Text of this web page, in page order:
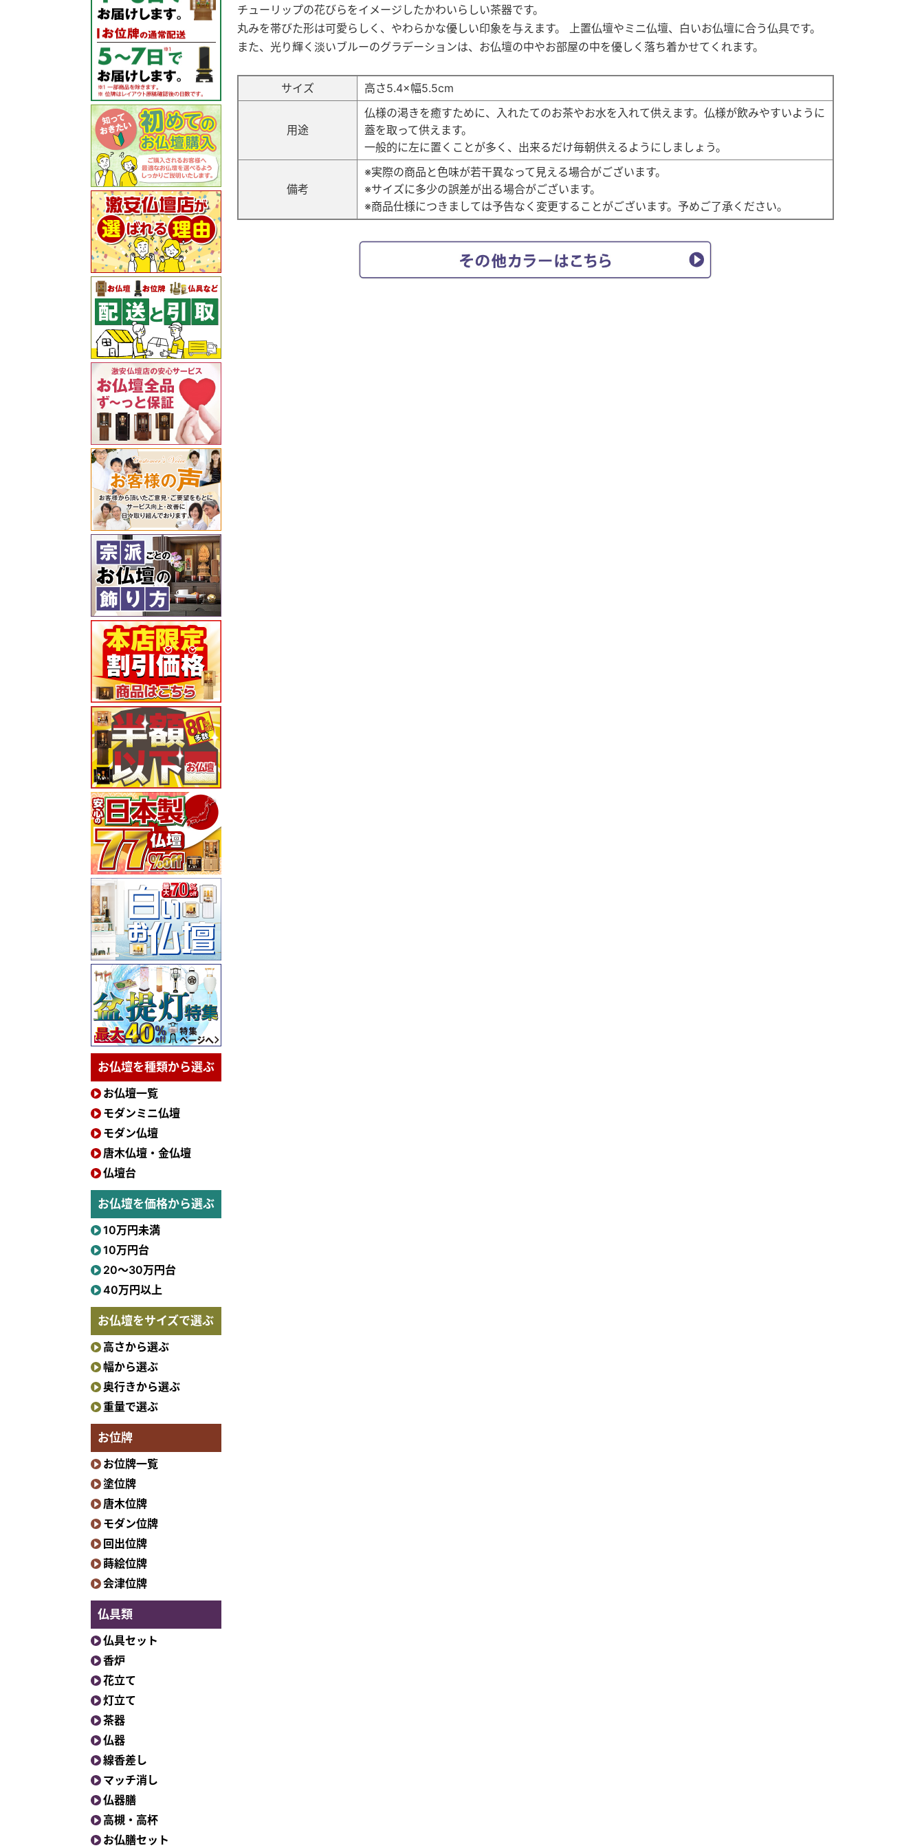
チューリップの花びらをイメージしたかわいらしい茶器です。
丸みを帯びた形は可愛らしく、やわらかな優しい印象を与えます。 上置仏壇やミニ仏壇、白いお仏壇に合う仏具です。
また、光り輝く淡いブルーのグラデーションは、お仏壇の中やお部屋の中を優しく落ち着かせてくれます。
サイズ 高さ5.4×幅5.5cm
用途
仏様の渇きを癒すために、入れたてのお茶やお水を入れて供えます。仏様が飲みやすいように
蓋を取って供えます。
一般的に左に置くことが多く、出来るだけ毎朝供えるようにしましょう。
備考
※実際の商品と色味が若干異なって見える場合がございます。
※サイズに多少の誤差が出る場合がございます。
※商品仕様につきましては予告なく変更することがございます。予めご了承ください。
お仏壇を種類から選ぶ
お仏壇一覧
モダンミニ仏壇
モダン仏壇
唐木仏壇・金仏壇
仏壇台
お仏壇を価格から選ぶ
10万円未満
10万円台
20〜30万円台
40万円以上
お仏壇をサイズで選ぶ
高さから選ぶ
幅から選ぶ
奥行きから選ぶ
重量で選ぶ
お位牌
お位牌一覧
塗位牌
唐木位牌
モダン位牌
回出位牌
蒔絵位牌
会津位牌
仏具類
仏具セット
香炉
花立て
灯立て
茶器
仏器
線香差し
マッチ消し
仏器膳
高槻・高杯
お仏膳セット